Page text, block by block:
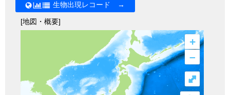
生物出現レコード →
[地図・概要]
+
–
⤢